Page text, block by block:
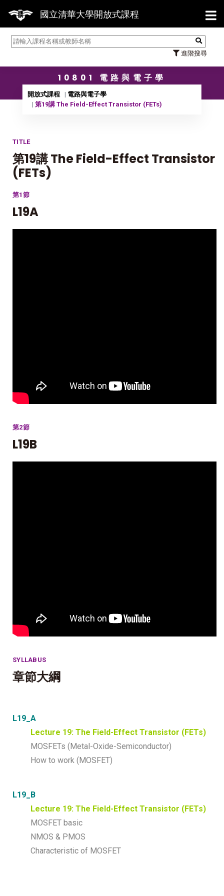
國立清華大學開放式課程
進階搜尋
【
10801 電路與電子學
開放式課程
電路與電子學
第19講 The Field-Effect Transistor (FETs)
TITLE
第19講 The Field-Effect Transistor
(FETs)
第1節
L19A
第2節
L19B
SYLLABUS
章節大綱
L19_A
Lecture 19: The Field-Effect Transistor (FETs)
MOSFETs (Metal-Oxide-Semiconductor)
How to work (MOSFET)
L19_B
Lecture 19: The Field-Effect Transistor (FETs)
MOSFET basic
NMOS & PMOS
Characteristic of MOSFET